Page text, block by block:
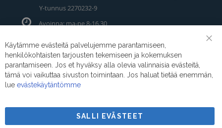
Y-tunnus 2270232-9
Avoinna: ma-pe 8-16.30
Puhelin/Whatsapp:
Sähköposti:myynti@suodatinmestarit.fi
Käytämme evästeitä palvelujemme parantamiseen,
henkilökohtaisten tarjousten tekemiseen ja kokemuksen
parantamiseen. Jos et hyväksy alla olevia valinnaisia evästeitä,
tämä voi vaikuttaa sivuston toimintaan. Jos haluat tietää enemmän,
lue evästekäytäntömme
SALLI EVÄSTEET